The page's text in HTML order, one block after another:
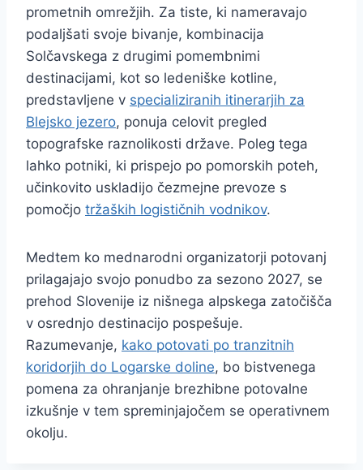
prometnih omrežjih. Za tiste, ki nameravajo
podaljšati svoje bivanje, kombinacija
Solčavskega z drugimi pomembnimi
destinacijami, kot so ledeniške kotline,
predstavljene v specializiranih itinerarjih za
Blejsko jezero, ponuja celovit pregled
topografske raznolikosti države. Poleg tega
lahko potniki, ki prispejo po pomorskih poteh,
učinkovito uskladijo čezmejne prevoze s
pomočjo tržaških logističnih vodnikov.
Medtem ko mednarodni organizatorji potovanj
prilagajajo svojo ponudbo za sezono 2027, se
prehod Slovenije iz nišnega alpskega zatočišča
v osrednjo destinacijo pospešuje.
Razumevanje, kako potovati po tranzitnih
koridorjih do Logarske doline, bo bistvenega
pomena za ohranjanje brezhibne potovalne
izkušnje v tem spreminjajočem se operativnem
okolju.